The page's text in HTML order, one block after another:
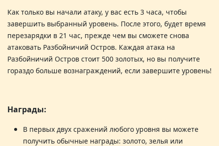
Как только вы начали атаку, у вас есть 3 часа, чтобы
завершить выбранный уровень. После этого, будет время
перезарядки в 21 час, прежде чем вы сможете снова
атаковать Разбойничий Остров. Каждая атака на
Разбойничий Остров стоит 500 золотых, но вы получите
гораздо больше вознаграждений, если завершите уровень!
Награды:
В первых двух сражений любого уровня вы можете
получить обычные награды: золото, зелья или